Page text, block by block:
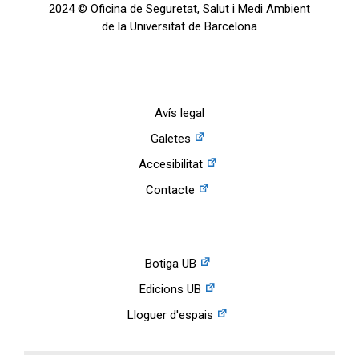
2024 © Oficina de Seguretat, Salut i Medi Ambient
de la Universitat de Barcelona
Avís legal
Galetes
Accesibilitat
Contacte
Botiga UB
Edicions UB
Lloguer d'espais